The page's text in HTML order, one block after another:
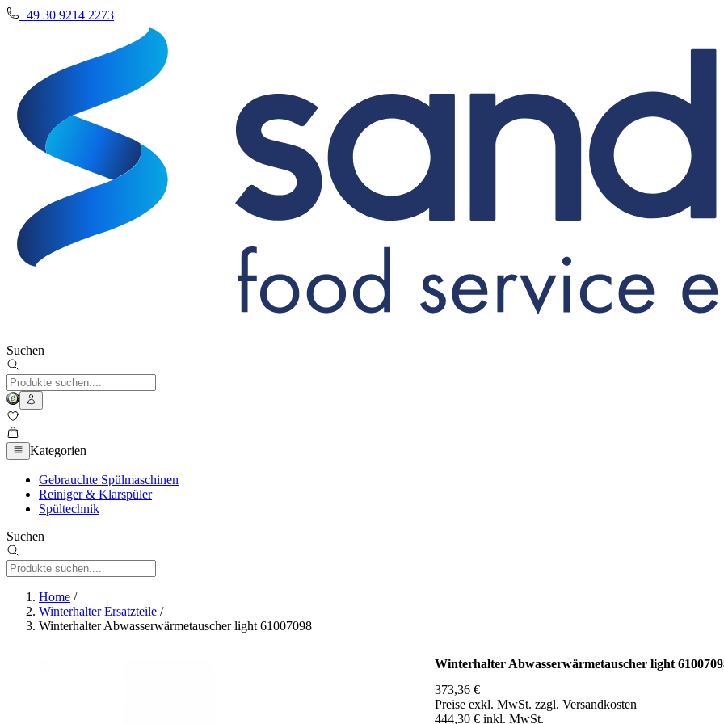
+49 30 9214 2273
Suchen
Kategorien
Gebrauchte Spülmaschinen
Reiniger & Klarspüler
Spültechnik
Suchen
Home /
Winterhalter Ersatzteile /
Winterhalter Abwasserwärmetauscher light 61007098
Winterhalter Abwasserwärmetauscher light
373,36 €
Preise exkl. MwSt. zzgl. Versandkosten
444,30 € inkl. MwSt.